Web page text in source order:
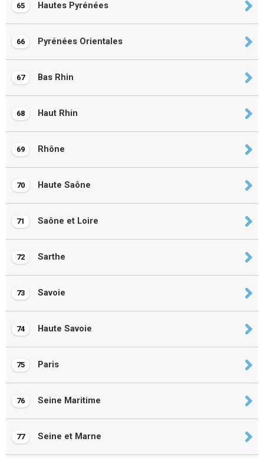
65 Hautes Pyrénées
66 Pyrénées Orientales
67 Bas Rhin
68 Haut Rhin
69 Rhône
70 Haute Saône
71 Saône et Loire
72 Sarthe
73 Savoie
74 Haute Savoie
75 Paris
76 Seine Maritime
77 Seine et Marne